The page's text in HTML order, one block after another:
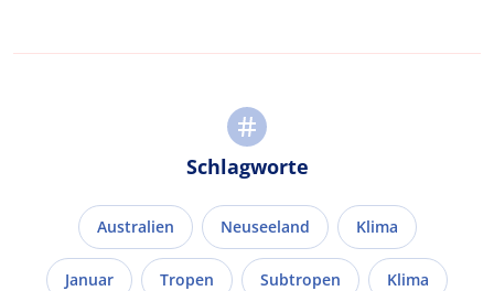
Schlagworte
Australien Neuseeland Klima
Januar Tropen Subtropen Klima